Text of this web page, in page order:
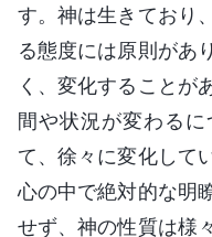
す。神は生きており
る態度には原則があ
く、変化することが
間や状況が変わる
て、徐々に変化して
心の中で絶対的な明
せず、神の性質は様